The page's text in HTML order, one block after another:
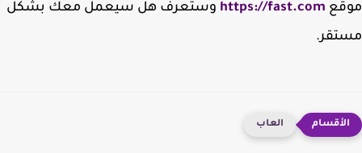
https://fast.comوستعرف هل سيعمل معك بشكل
العاب